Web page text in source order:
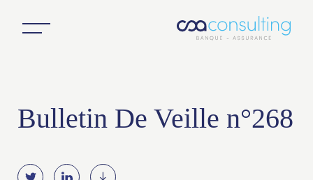
Bulletin De Veille n°268